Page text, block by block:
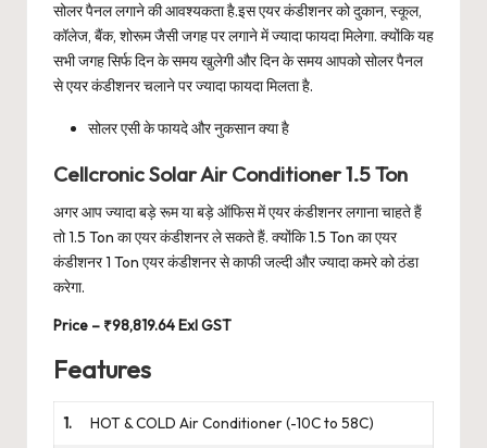
सोलर पैनल लगाने की आवश्यकता है.इस एयर कंडीशनर को दुकान, स्कूल,
कॉलेज, बैंक, शोरूम जैसी जगह पर लगाने में ज्यादा फायदा मिलेगा. क्योंकि यह
सभी जगह सिर्फ दिन के समय खुलेगी और दिन के समय आपको सोलर पैनल
से एयर कंडीशनर चलाने पर ज्यादा फायदा मिलता है.
सोलर एसी के फायदे और नुकसान क्या है
Cellcronic Solar Air Conditioner 1.5 Ton
अगर आप ज्यादा बड़े रूम या बड़े ऑफिस में एयर कंडीशनर लगाना चाहते हैं
तो 1.5 Ton का एयर कंडीशनर ले सकते हैं. क्योंकि 1.5 Ton का एयर
कंडीशनर 1 Ton एयर कंडीशनर से काफी जल्दी और ज्यादा कमरे को ठंडा
करेगा.
Price – ₹98,819.64 Exl GST
Features
1. HOT & COLD Air Conditioner (-10C to 58C)